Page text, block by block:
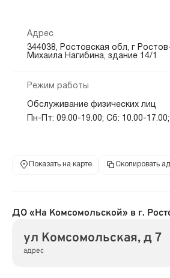
Адрес
344038, Ростовская обл, г
Михаила Нагибина, здание 14/1
Режим работы
Обслуживание физических лиц
Пн-Пт: 09.00-19.00; Сб: 10.00-17.00;
Показать на карте Скопировать
ДО «На Комсомольской» в г.
ул Комсомольская, д 7
адрес